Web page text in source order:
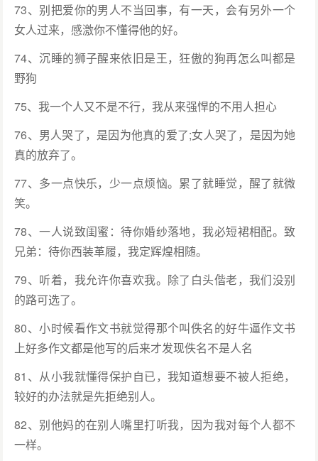
73、别把爱你的男人不当回事，有一天，会有另外一个
女人过来，感激你不懂得他的好。
74、沉睡的狮子醒来依旧是王，狂傲的狗再怎么叫都是
野狗
75、我一个人又不是不行，我从来强悍的不用人担心
76、男人哭了，是因为他真的爱了;女人哭了，是因为她
真的放弃了。
77、多一点快乐，少一点烦恼。累了就睡觉，醒了就微
笑。
78、一人说致闺蜜：待你婚纱落地，我必短裙相配。致
兄弟：待你西装革履，我定辉煌相随。
79、听着，我允许你喜欢我。除了白头偕老，我们没别
的路可选了。
80、小时候看作文书就觉得那个叫佚名的好牛逼作文书
上好多作文都是他写的后来才发现佚名不是人名
81、从小我就懂得保护自已，我知道想要不被人拒绝，
较好的办法就是先拒绝别人。
82、别他妈的在别人嘴里打听我，因为我对每个人都不
一样。